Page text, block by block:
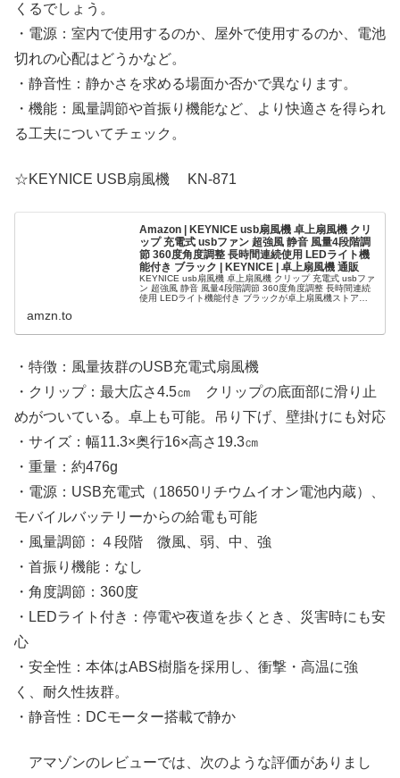
くるでしょう。
・電源：室内で使用するのか、屋外で使用するのか、電池
切れの心配はどうかなど。
・静音性：静かさを求める場面か否かで異なります。
・機能：風量調節や首振り機能など、より快適さを得られ
る工夫についてチェック。
☆KEYNICE USB扇風機 KN-871
Amazon | KEYNICE usb扇風機 卓上扇風機 クリ
ップ 充電式 usbファン 超強風 静音 風量4段階調
節 360度角度調整 長時間連続使用 LEDライト機
能付き ブラック | KEYNICE | 卓上扇風機 通販
KEYNICE usb扇風機 卓上扇風機 クリップ 充電式 usbファ
ン 超強風 静音 風量4段階調節 360度角度調整 長時間連続
使用 LEDライト機能付き ブラックが卓上扇風機ストアで
amzn.to
・特徴：風量抜群のUSB充電式扇風機
・クリップ：最大広さ4.5㎝ クリップの底面部に滑り止
めがついている。卓上も可能。吊り下げ、壁掛けにも対応
・サイズ：幅11.3×奥行16×高さ19.3㎝
・重量：約476g
・電源：USB充電式（18650リチウムイオン電池内蔵）、
モバイルバッテリーからの給電も可能
・風量調節：４段階 微風、弱、中、強
・首振り機能：なし
・角度調節：360度
・LEDライト付き：停電や夜道を歩くとき、災害時にも安
心
・安全性：本体はABS樹脂を採用し、衝撃・高温に強
く、耐久性抜群。
・静音性：DCモーター搭載で静か
アマゾンのレビューでは、次のような評価がありまし